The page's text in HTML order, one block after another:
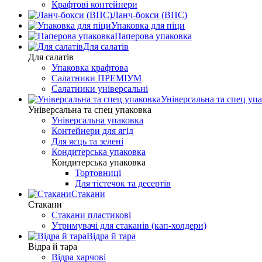
Крафтові контейнери
Ланч-бокси (ВПС)
Упаковка для піци
Паперова упаковка
Для салатів
Для салатів
Упаковка крафтова
Салатники ПРЕМІУМ
Салатники універсальні
Універсальна та спец
Універсальна та спец упаковка
Універсальна упаковка
Контейнери для ягід
Для яєць та зелені
Кондитерська упаковка
Кондитерська упаковка
Тортовниці
Для тістечок та десертів
Стакани
Стакани
Стакани пластикові
Утримувачі для стаканів (кап-холдери)
Відра й тара
Відра й тара
Відра харчові